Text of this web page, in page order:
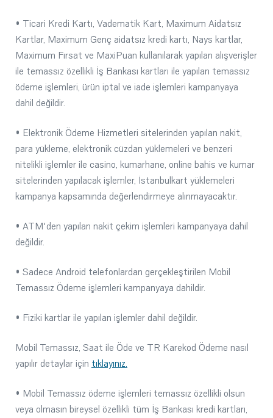
• Ticari Kredi Kartı, Vadematik Kart, Maximum Aidatsız
Kartlar, Maximum Genç aidatsız kredi kartı, Nays kartlar,
Maximum Fırsat ve MaxiPuan kullanılarak yapılan alışverişler
ile temassız özellikli İş Bankası kartları ile yapılan temassız
ödeme işlemleri, ürün iptal ve iade işlemleri kampanyaya
dahil değildir.
• Elektronik Ödeme Hizmetleri sitelerinden yapılan nakit,
para yükleme, elektronik cüzdan yüklemeleri ve benzeri
nitelikli işlemler ile casino, kumarhane, online bahis ve kumar
sitelerinden yapılacak işlemler, İstanbulkart yüklemeleri
kampanya kapsamında değerlendirmeye alınmayacaktır.
• ATM'den yapılan nakit çekim işlemleri kampanyaya dahil
değildir.
• Sadece Android telefonlardan gerçekleştirilen Mobil
Temassız Ödeme işlemleri kampanyaya dahildir.
• Fiziki kartlar ile yapılan işlemler dahil değildir.
Mobil Temassız, Saat ile Öde ve TR Karekod Ödeme nasıl
yapılır detaylar için tıklayınız.
• Mobil Temassız ödeme işlemleri temassız özellikli olsun
veya olmasın bireysel özellikli tüm İş Bankası kredi kartları,